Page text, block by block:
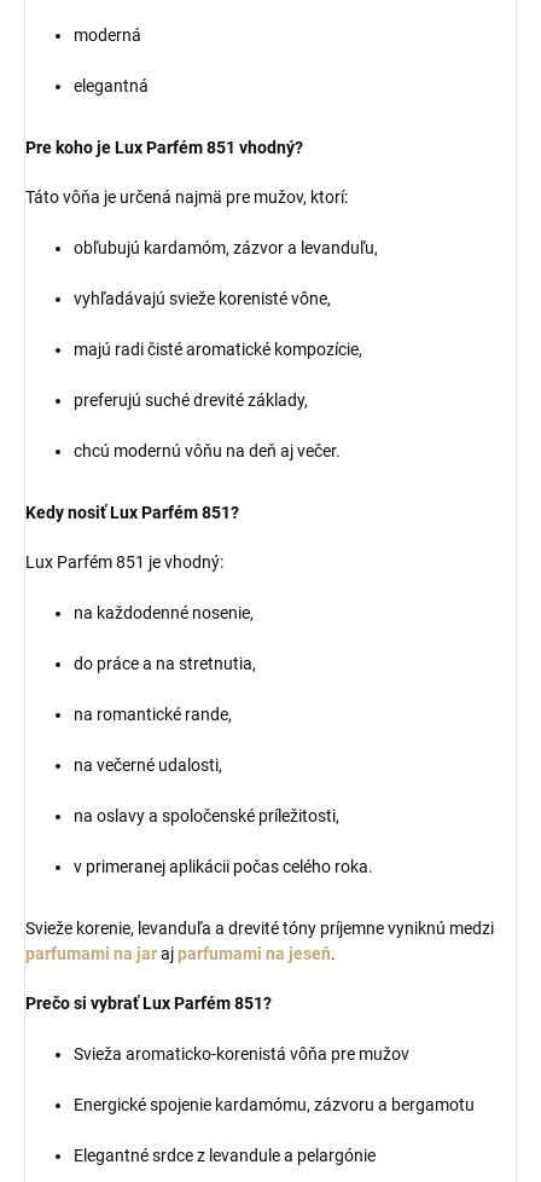
moderná
elegantná
Pre koho je Lux Parfém 851 vhodný?
Táto vôňa je určená najmä pre mužov, ktorí:
obľubujú kardamóm, zázvor a levanduľu,
vyhľadávajú svieže korenisté vône,
majú radi čisté aromatické kompozície,
preferujú suché drevité základy,
chcú modernú vôňu na deň aj večer.
Kedy nosiť Lux Parfém 851?
Lux Parfém 851 je vhodný:
na každodenné nosenie,
do práce a na stretnutia,
na romantické rande,
na večerné udalosti,
na oslavy a spoločenské príležitosti,
v primeranej aplikácii počas celého roka.
Svieže korenie, levanduľa a drevité tóny príjemne vyniknú medzi
parfumami na jarajparfumami na jeseň.
Prečo si vybrať Lux Parfém 851?
Svieža aromaticko-korenistá vôňa pre mužov
Energické spojenie kardamómu, zázvoru a bergamotu
Elegantné srdce z levandule a pelargónie